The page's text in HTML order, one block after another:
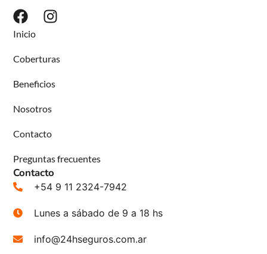
Inicio
Coberturas
Beneficios
Nosotros
Contacto
Preguntas frecuentes
Contacto
+54 9 11 2324-7942
Lunes a sábado de 9 a 18 hs
info@24hseguros.com.ar